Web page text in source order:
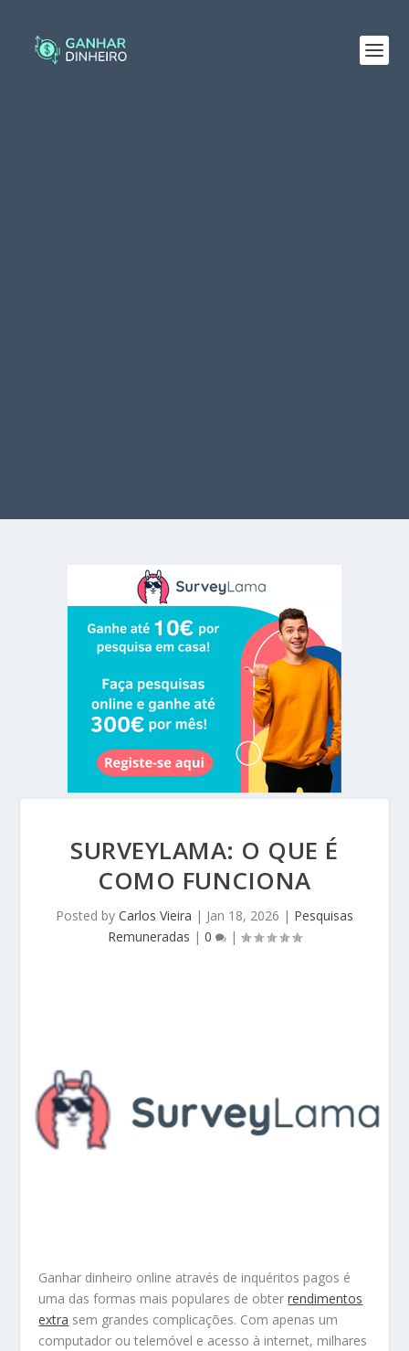
SURVEYLAMA: O QUE É
COMO FUNCIONA
Posted by Carlos Vieira | Jan 18, 2026 | Pesquisas
Remuneradas | 0 |
Ganhar dinheiro online através de inquéritos pagos é
uma das formas mais populares de obterrendimentos
extra sem grandes complicações. Com apenas um
computador ou telemóvel e acesso à internet, milhares